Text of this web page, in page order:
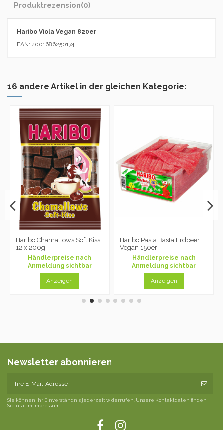
Produktrezension(0)
Haribo Viola Vegan 820er
EAN: 4001686250174
16 andere Artikel in der gleichen Kategorie:
Haribo Chamallows Soft Kiss
12 x 200g
Händlerpreise nach
Anmeldung sichtbar
Anzeigen
Haribo Pasta Basta Erdbeer
Vegan 150er
Händlerpreise nach
Anmeldung sichtbar
Anzeigen
Newsletter abonnieren
Sie können Ihr Einverständnis jederzeit widerrufen. Unsere Kontaktdaten finden
Sie u. a. im Impressum.